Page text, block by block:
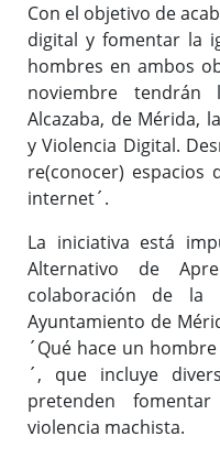
Con el objetivo de
digital y fomentar la
hombres en ambos
noviembre
Alcazaba, de Mérida,
y Violencia Digital.
re(conocer) espacios
internet´.
La iniciativa está
Alternativo de
colaboración de la
Ayuntamiento de
´Qué hace un
´, que incluye
pretenden
violencia machista.